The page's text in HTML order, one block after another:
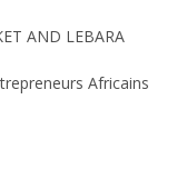
AND LEBARA
Africains